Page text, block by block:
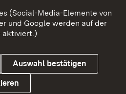
Barrierefreiheit
Cookies
(Social-Media-Elemente von
und Google werden auf der
aktiviert.)
Auswahl bestätigen